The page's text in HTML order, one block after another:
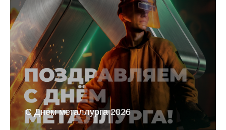
С Днём металлурга 2026